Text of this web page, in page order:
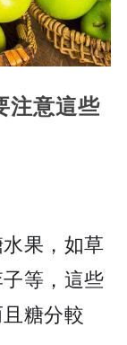
注意這些
果，如草
等，這些
糖分較